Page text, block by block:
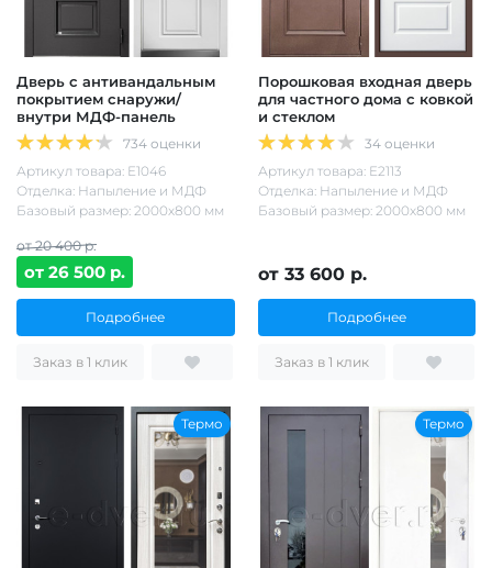
Дверь с антивандальным
покрытием снаружи/
внутри МДФ-панель
734 оценки
Артикул товара: Е1046
Отделка: Напыление и МДФ
Базовый размер: 2000х800 мм
от 20 400 р.
от 26 500 р.
Подробнее
Заказ в 1 клик
Порошковая входная дверь
для частного дома с ковкой
и стеклом
34 оценки
Артикул товара: Е2113
Отделка: Напыление и МДФ
Базовый размер: 2000х800 мм
от 33 600 р.
Подробнее
Заказ в 1 клик
Термо Термо